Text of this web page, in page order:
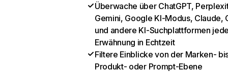
Überwache über ChatGPT,
Gemini, Google KI-Modus, Claude,
und andere KI-Suchplattformen
Erwähnung in Echtzeit
Filtere Einblicke von der Marken-
Produkt- oder Prompt-Ebene